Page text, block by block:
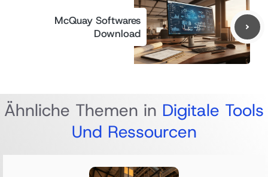
McQuay Softwares
Download
Ähnliche Themen in Digitale Tools
Und Ressourcen